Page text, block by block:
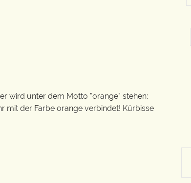
wird unter dem Motto "orange" stehen:
mit der Farbe orange verbindet! Kürbisse